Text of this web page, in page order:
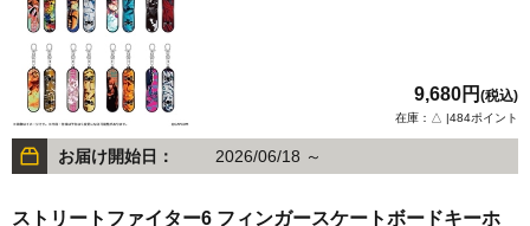
9,680円 (税込)
在庫：△ |484ポイント
お届け開始日： 2026/06/18 ～
ストリートファイター6 フィンガースケートボードキーホ